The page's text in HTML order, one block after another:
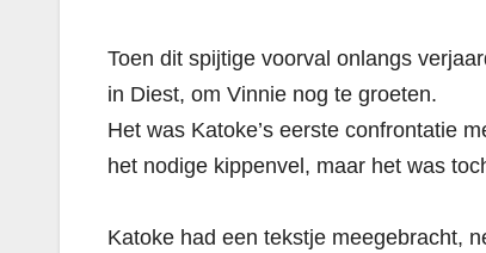
Toen dit spijtige voorval onlangs
in Diest, om Vinnie nog te groeten.
Het was Katoke’s eerste confrontatie
het nodige kippenvel, maar het was
Katoke had een tekstje meegebracht,